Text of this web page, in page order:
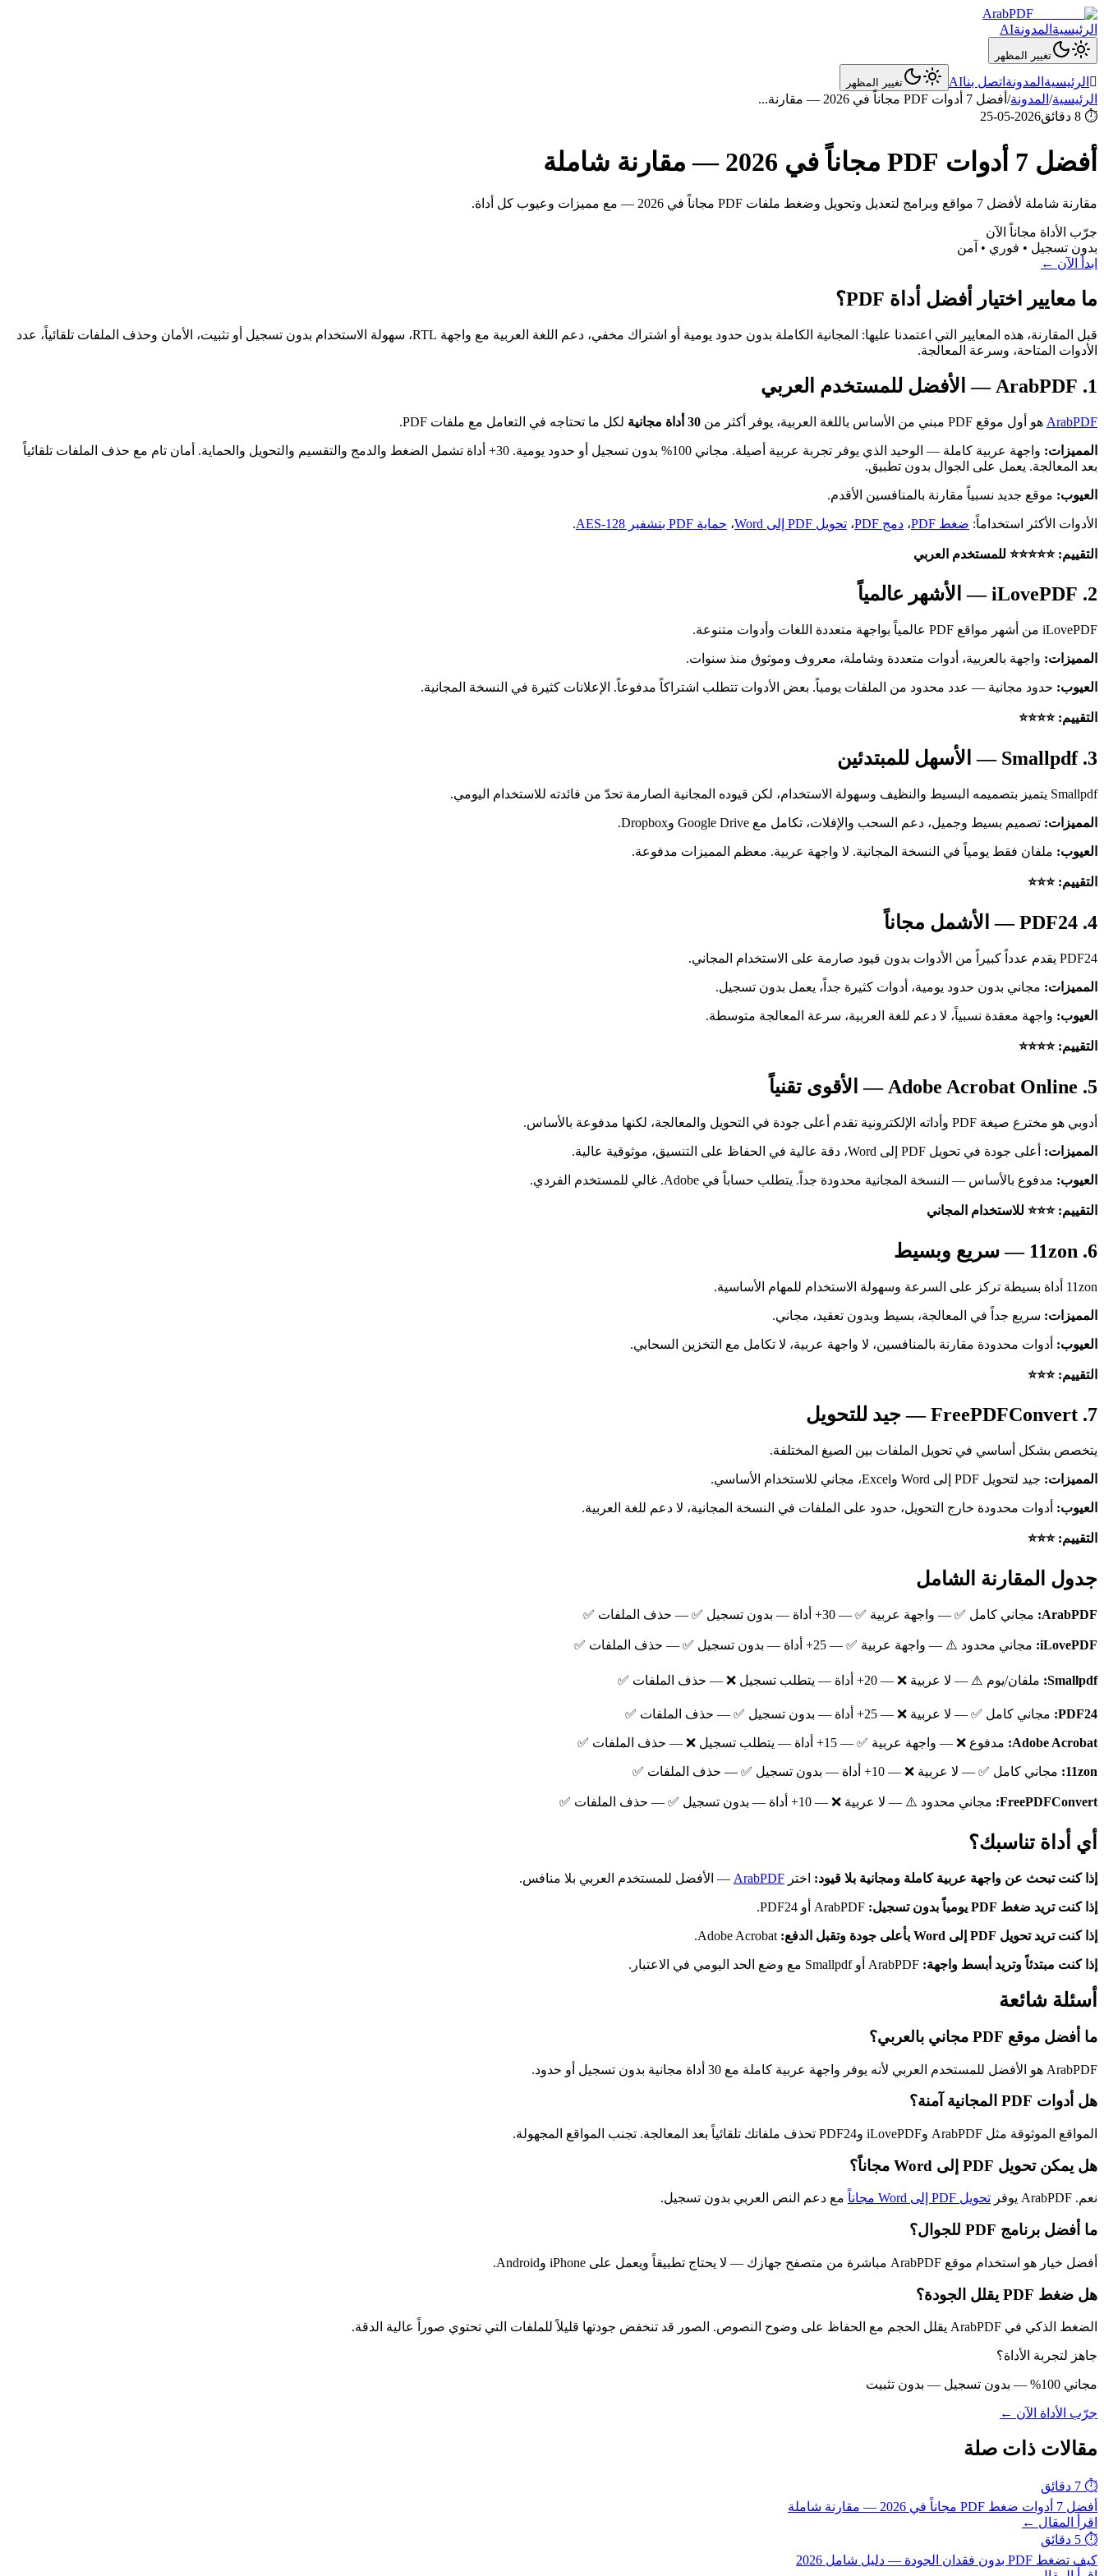
ArabPDF
الرئيسية المدونةAI
تغيير المظهر
 الرئيسية المدونة اتصل بناAI تغيير المظهر
الرئيسية/ المدونة/ أفضل 7 أدوات PDF مجاناً في 2026 — مقارنة
...
⏱ 8 دقائق 2026-05-25
أفضل 7 أدوات PDF مجاناً في 2026 — مقارنة شاملة
مقارنة شاملة لأفضل 7 مواقع وبرامج لتعديل وتحويل وضغط ملفات PDF مجاناً في 2026 — مع مميزات وعيوب كل أداة.
جرّب الأداة مجاناً الآن
بدون تسجيل • فوري • آمن
ابدأ الآن ←
ما معايير اختيار أفضل أداة PDF؟
قبل المقارنة، هذه المعايير التي اعتمدنا عليها: المجانية الكاملة بدون حدود يومية أو اشتراك مخفي، دعم اللغة العربية مع واجهة RTL، سهولة الاستخدام بدون تسجيل أو تثبيت، الأمان وحذف الملفات تلقائياً، عدد
الأدوات المتاحة، وسرعة المعالجة.
1. ArabPDF — الأفضل للمستخدم العربي
ArabPDF هو أول موقع PDF مبني من الأساس باللغة العربية، يوفر أكثر من 30 أداة مجانية لكل ما تحتاجه في التعامل مع ملفات PDF.
المميزات:
واجهة عربية كاملة — الوحيد الذي يوفر تجربة عربية أصيلة. مجاني 100% بدون تسجيل أو حدود يومية. 30+ أداة تشمل الضغط والدمج والتقسيم والتحويل والحماية. أمان تام مع حذف الملفات تلقائياً
بعد المعالجة. يعمل على الجوال بدون تطبيق.
العيوب: موقع جديد نسبياً مقارنة بالمنافسين الأقدم.
الأدوات الأكثر استخداماً: ضغط PDF ، دمج PDF ، تحويل PDF إلى Word ، حماية PDF بتشفير AES-128 .
التقييم: ⭐⭐⭐⭐⭐ للمستخدم العربي
2. iLovePDF — الأشهر عالمياً
iLovePDF من أشهر مواقع PDF عالمياً بواجهة متعددة اللغات وأدوات متنوعة.
المميزات: واجهة بالعربية، أدوات متعددة وشاملة، معروف وموثوق منذ سنوات.
العيوب: حدود مجانية — عدد محدود من الملفات يومياً. بعض الأدوات تتطلب اشتراكاً مدفوعاً. الإعلانات كثيرة في النسخة المجانية.
التقييم: ⭐⭐⭐⭐
3. Smallpdf — الأسهل للمبتدئين
Smallpdf يتميز بتصميمه البسيط والنظيف وسهولة الاستخدام، لكن قيوده المجانية الصارمة تحدّ من فائدته للاستخدام اليومي.
المميزات: تصميم بسيط وجميل، دعم السحب والإفلات، تكامل مع Google Drive وDropbox.
العيوب: ملفان فقط يومياً في النسخة المجانية. لا واجهة عربية. معظم المميزات مدفوعة.
التقييم: ⭐⭐⭐
4. PDF24 — الأشمل مجاناً
PDF24 يقدم عدداً كبيراً من الأدوات بدون قيود صارمة على الاستخدام المجاني.
المميزات: مجاني بدون حدود يومية، أدوات كثيرة جداً، يعمل بدون تسجيل.
العيوب: واجهة معقدة نسبياً، لا دعم للغة العربية، سرعة المعالجة متوسطة.
التقييم: ⭐⭐⭐⭐
5. Adobe Acrobat Online — الأقوى تقنياً
أدوبي هو مخترع صيغة PDF وأداته الإلكترونية تقدم أعلى جودة في التحويل والمعالجة، لكنها مدفوعة بالأساس.
المميزات: أعلى جودة في تحويل PDF إلى Word، دقة عالية في الحفاظ على التنسيق، موثوقية عالية.
العيوب: مدفوع بالأساس — النسخة المجانية محدودة جداً. يتطلب حساباً في Adobe. غالي للمستخدم الفردي.
التقييم: ⭐⭐⭐ للاستخدام المجاني
6. 11zon — سريع وبسيط
11zon أداة بسيطة تركز على السرعة وسهولة الاستخدام للمهام الأساسية.
المميزات: سريع جداً في المعالجة، بسيط وبدون تعقيد، مجاني.
العيوب: أدوات محدودة مقارنة بالمنافسين، لا واجهة عربية، لا تكامل مع التخزين السحابي.
التقييم: ⭐⭐⭐
7. FreePDFConvert — جيد للتحويل
يتخصص بشكل أساسي في تحويل الملفات بين الصيغ المختلفة.
المميزات: جيد لتحويل PDF إلى Word وExcel، مجاني للاستخدام الأساسي.
العيوب: أدوات محدودة خارج التحويل، حدود على الملفات في النسخة المجانية، لا دعم للغة العربية.
التقييم: ⭐⭐⭐
جدول المقارنة الشامل
ArabPDF: مجاني كامل ✅ — واجهة عربية ✅ — 30+ أداة — بدون تسجيل ✅ — حذف الملفات ✅
iLovePDF: مجاني محدود ⚠️ — واجهة عربية ✅ — 25+ أداة — بدون تسجيل ✅ — حذف الملفات ✅
Smallpdf: ملفان/يوم ⚠️ — لا عربية ❌ — 20+ أداة — يتطلب تسجيل ❌ — حذف الملفات ✅
PDF24: مجاني كامل ✅ — لا عربية ❌ — 25+ أداة — بدون تسجيل ✅ — حذف الملفات ✅
Adobe Acrobat: مدفوع ❌ — واجهة عربية ✅ — 15+ أداة — يتطلب تسجيل ❌ — حذف الملفات ✅
11zon: مجاني كامل ✅ — لا عربية ❌ — 10+ أداة — بدون تسجيل ✅ — حذف الملفات ✅
FreePDFConvert: مجاني محدود ⚠️ — لا عربية ❌ — 10+ أداة — بدون تسجيل ✅ — حذف الملفات ✅
أي أداة تناسبك؟
إذا كنت تبحث عن واجهة عربية كاملة ومجانية بلا قيود: اختر ArabPDF — الأفضل للمستخدم العربي بلا منافس.
إذا كنت تريد ضغط PDF يومياً بدون تسجيل:
إذا كنت تريد تحويل PDF إلى Word بأعلى جودة وتقبل الدفع:
إذا كنت مبتدئاً وتريد أبسط واجهة:
أسئلة شائعة
ما أفضل موقع PDF مجاني بالعربي؟
ArabPDF هو الأفضل للمستخدم العربي لأنه يوفر واجهة عربية كاملة مع 30 أداة مجانية بدون تسجيل أو حدود.
هل أدوات PDF المجانية آمنة؟
المواقع الموثوقة مثل ArabPDF وiLovePDF وPDF24 تحذف ملفاتك تلقائياً بعد المعالجة. تجنب المواقع المجهولة.
هل يمكن تحويل PDF إلى Word مجاناً؟
نعم. ArabPDF يوفر تحويل PDF إلى Word مجاناً مع دعم النص العربي بدون تسجيل.
ما أفضل برنامج PDF للجوال؟
أفضل خيار هو استخدام موقع ArabPDF مباشرة من متصفح جهازك — لا يحتاج تطبيقاً ويعمل على iPhone وAndroid.
هل ضغط PDF يقلل الجودة؟
الضغط الذكي في ArabPDF يقلل الحجم مع الحفاظ على وضوح النصوص. الصور قد تنخفض جودتها قليلاً للملفات التي تحتوي صوراً عالية الدقة.
جاهز لتجربة الأداة؟
مجاني 100% — بدون تسجيل — بدون تثبيت
جرّب الأداة الآن ←
مقالات ذات صلة
⏱ 7 دقائق
أفضل 7 أدوات ضغط PDF مجاناً في 2026 — مقارنة شاملة
اقرأ المقال ←
⏱ 5 دقائق
كيف تضغط PDF بدون فقدان الجودة — دليل شامل 2026